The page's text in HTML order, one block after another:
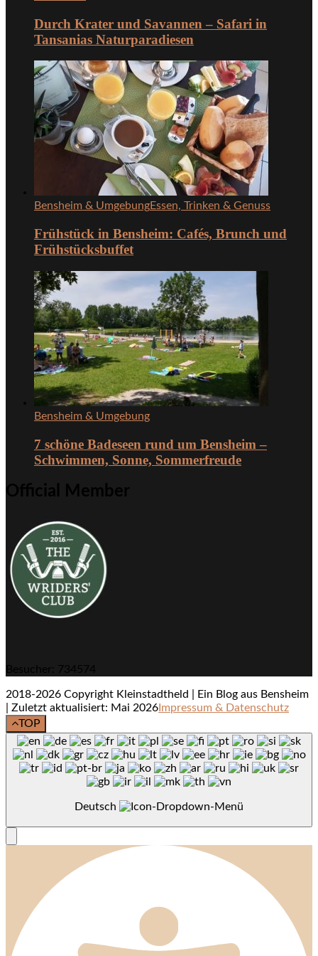
Durch Krater und Savannen – Safari in
Tansanias Naturparadiesen
Bensheim & UmgebungEssen, Trinken & Genuss
Frühstück in Bensheim: Cafés, Brunch und
Frühstücksbuffet
Bensheim & Umgebung
7 schöne Badeseen rund um Bensheim –
Schwimmen, Sonne, Sommerfreude
Official Member
Besucher: 734574
2018-2026 Copyright Kleinstadtheld | Ein Blog aus Bensheim
| Zuletzt aktualisiert: Mai 2026 Impressum & Datenschutz
TOP
Deutsch